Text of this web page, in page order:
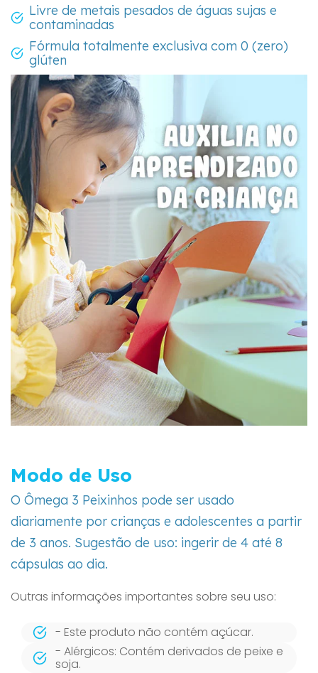
Livre de metais pesados de águas sujas e
contaminadas
Fórmula totalmente exclusiva com 0 (zero)
glúten
Modo de Uso
O Ômega 3 Peixinhos pode ser usado
diariamente por crianças e adolescentes a partir
de 3 anos. Sugestão de uso: ingerir de 4 até 8
cápsulas ao dia.
Outras informações importantes sobre seu uso:
- Este produto não contém açúcar.
- Alérgicos: Contém derivados de peixe e
soja.